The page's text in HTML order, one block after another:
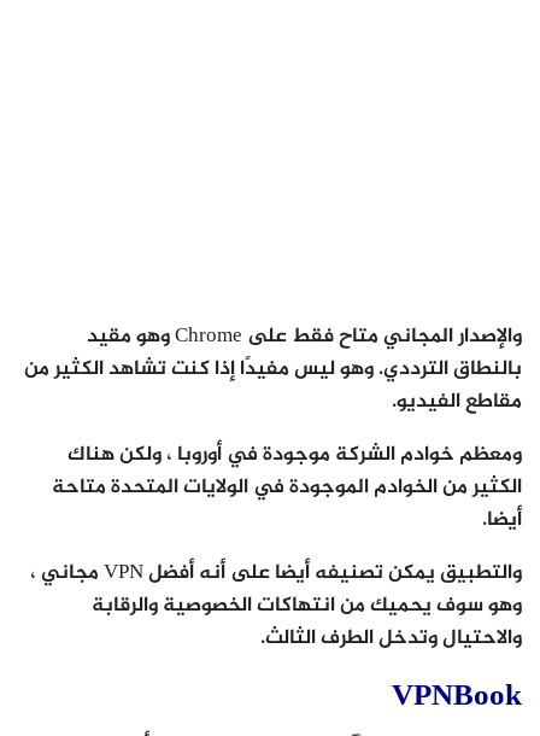
والإصدار المجاني متاح فقط على Chrome وهو مقيد
بالنطاق الترددي. وهو ليس مفيدًا إذا كنت تشاهد الكثير من
مقاطع الفيديو.
ومعظم خوادم الشركة موجودة في أوروبا ، ولكن هناك
الكثير من الخوادم الموجودة في الولايات المتحدة متاحة
أيضا.
والتطبيق يمكن تصنيفه أيضا على أنه أفضل VPN مجاني ،
وهو سوف يحميك من انتهاكات الخصوصية والرقابة
والاحتيال وتدخل الطرف الثالث.
VPNBook